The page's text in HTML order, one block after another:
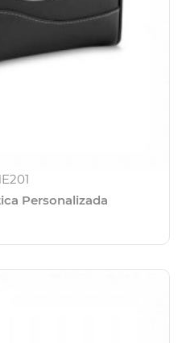
Personalizada